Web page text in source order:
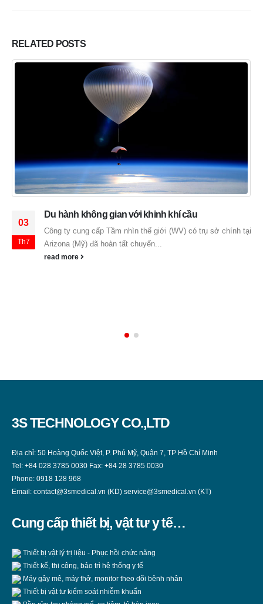
RELATED POSTS
LẮP ĐẶT ĐÈN MỔ TẠI BV ĐA KHOA Ô MÔN TP.
3S TECHNOLOGY CO.,LTD
Địa chỉ: 50 Hoàng Quốc Việt, P. Phú Mỹ, Quận 7, TP Hồ Chí Minh
Tel: +84 028 3785 0030 Fax: +84 28 3785 0030
Phone: 0918 128 968
Email: contact@3smedical.vn (KD) service@3smedical.vn (KT)
Cung cấp thiết bị, vật tư y tế…
Thiết bị vật lý trị liệu - Phục hồi chức năng
Thiết kế, thi công, bảo trì hệ thống y tế
Máy gây mê, máy thở, monitor theo dõi bệnh nhân
Thiết bị vật tư kiểm soát nhiễm khuẩn